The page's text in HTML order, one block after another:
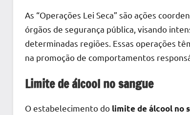
As “Operações Lei Seca” são ações
órgãos de segurança pública, visando
determinadas regiões. Essas operações
na promoção de comportamentos
Limite de álcool no sangue
O estabelecimento do limite de álcool no